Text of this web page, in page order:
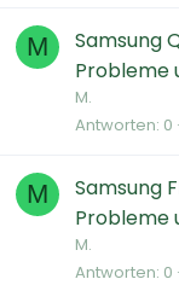
M
Samsung
Probleme
M.
Antworten 0
M
Samsung
Probleme
M.
Antworten 0